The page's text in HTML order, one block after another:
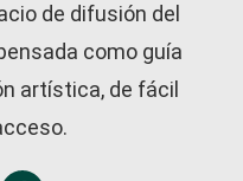
de difusión del
como guía
artística, de fácil